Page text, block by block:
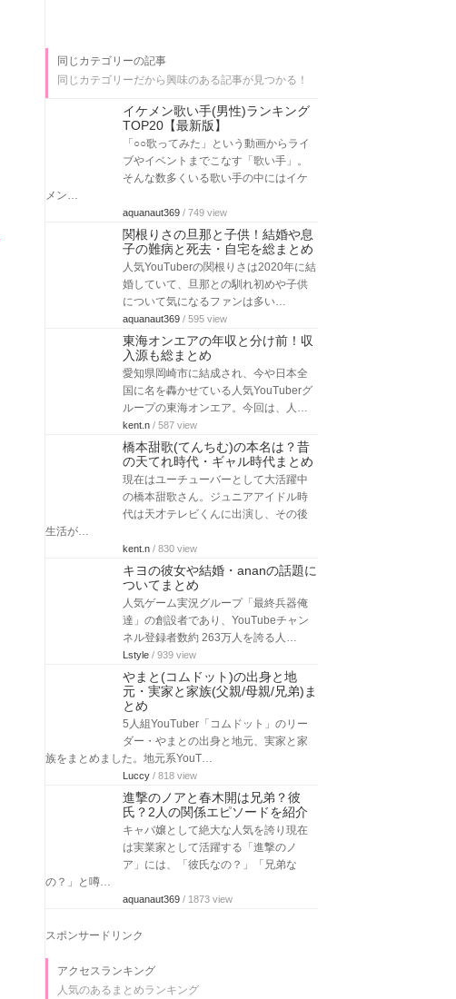
同じカテゴリーの記事
同じカテゴリーだから興味のある記事が見つかる！
イケメン歌い手(男性)ランキング
TOP20【最新版】
「○○歌ってみた」という動画からライ
ブやイベントまでこなす「歌い手」。
そんな数多くいる歌い手の中にはイケ
メン…
aquanaut369 / 749 view
関根りさの旦那と子供！結婚や息
子の難病と死去・自宅を総まとめ
人気YouTuberの関根りさは2020年に結
婚していて、旦那との馴れ初めや子供
について気になるファンは多い…
aquanaut369 / 595 view
東海オンエアの年収と分け前！収
入源も総まとめ
愛知県岡崎市に結成され、今や日本全
国に名を轟かせている人気YouTuberグ
ループの東海オンエア。今回は、人…
kent.n / 587 view
橋本甜歌(てんちむ)の本名は？昔
の天てれ時代・ギャル時代まとめ
現在はユーチューバーとして大活躍中
の橋本甜歌さん。ジュニアアイドル時
代は天才テレビくんに出演し、その後
生活が…
kent.n / 830 view
キヨの彼女や結婚・ananの話題に
ついてまとめ
人気ゲーム実況グループ「最終兵器俺
達」の創設者であり、YouTubeチャン
ネル登録者数約 263万人を誇る人…
Lstyle / 939 view
やまと(コムドット)の出身と地
元・実家と家族(父親/母親/兄弟)ま
とめ
5人組YouTuber「コムドット」のリー
ダー・やまとの出身と地元、実家と家
族をまとめました。地元系YouT…
Luccy / 818 view
進撃のノアと春木開は兄弟？彼
氏？2人の関係エピソードを紹介
キャバ嬢として絶大な人気を誇り現在
は実業家として活躍する「進撃のノ
ア」には、「彼氏なの？」「兄弟な
の？」と噂…
aquanaut369 / 1873 view
スポンサードリンク
アクセスランキング
人気のあるまとめランキング